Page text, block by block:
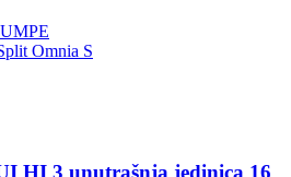
HI 3 unutrašnja jedinica 16